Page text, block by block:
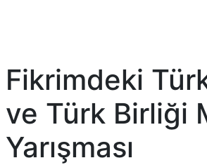
Fikrimdeki
ve Türk Birliği
Yarışması